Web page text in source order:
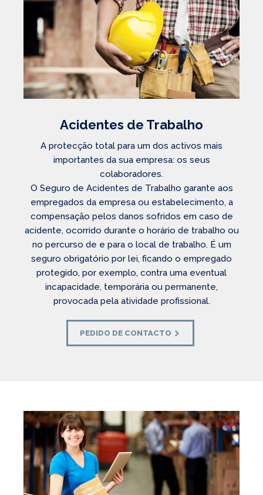
Acidentes de Trabalho
A protecção total para um dos activos mais
importantes da sua empresa: os seus
colaboradores.
O Seguro de Acidentes de Trabalho garante aos
empregados da empresa ou estabelecimento, a
compensação pelos danos sofridos em caso de
acidente, ocorrido durante o horário de trabalho ou
no percurso de e para o local de trabalho. É um
seguro obrigatório por lei, ficando o empregado
protegido, por exemplo, contra uma eventual
incapacidade, temporária ou permanente,
provocada pela atividade profissional.
PEDIDO DE CONTACTO